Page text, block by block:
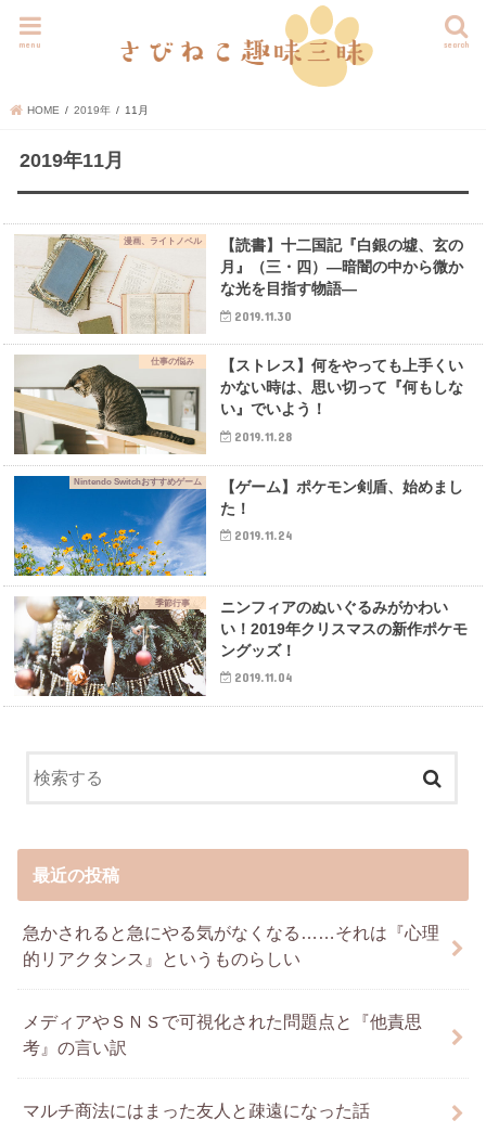
search
menu
HOME 2019年 11月
2019年11月
漫画、ライトノベル
【読書】十二国記『白銀の墟、玄の
月』（三・四）―暗闇の中から微か
な光を目指す物語―
2019.11.30
仕事の悩み
【ストレス】何をやっても上手くい
かない時は、思い切って『何もしな
い』でいよう！
2019.11.28
Nintendo Switchおすすめゲーム
【ゲーム】ポケモン剣盾、始めまし
た！
2019.11.24
季節行事
ニンフィアのぬいぐるみがかわい
い！2019年クリスマスの新作ポケモ
ングッズ！
2019.11.04
最近の投稿
急かされると急にやる気がなくなる……それは『心理
的リアクタンス』というものらしい
メディアやＳＮＳで可視化された問題点と『他責思
考』の言い訳
マルチ商法にはまった友人と疎遠になった話